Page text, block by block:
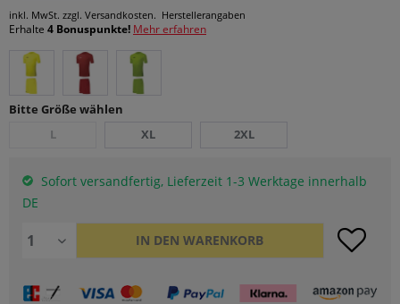
inkl. MwSt. zzgl. Versandkosten. Herstellerangaben
Erhalte 4 Bonuspunkte! Mehr erfahren
Bitte Größe wählen
L
XL 2XL
Sofort versandfertig, Lieferzeit 1-3 Werktage innerhalb
DE
IN DEN WARENKORB